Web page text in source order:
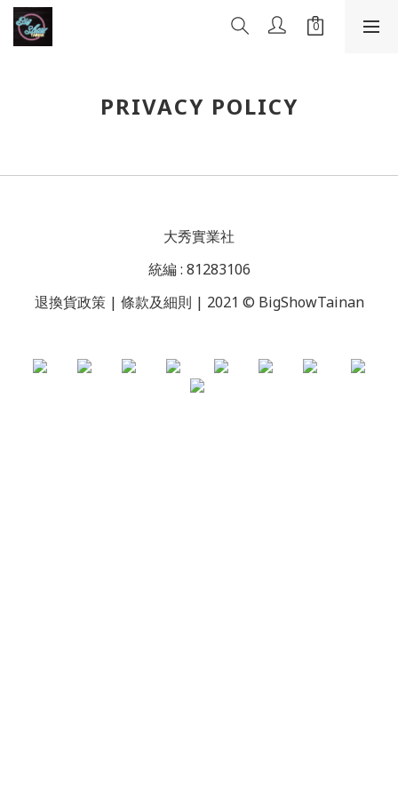
PRIVACY POLICY
大秀實業社
統編 : 81283106
退換貨政策 | 條款及細則 | 2021 © BigShowTainan